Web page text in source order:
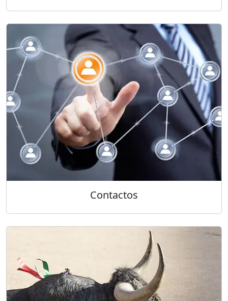
Contactos